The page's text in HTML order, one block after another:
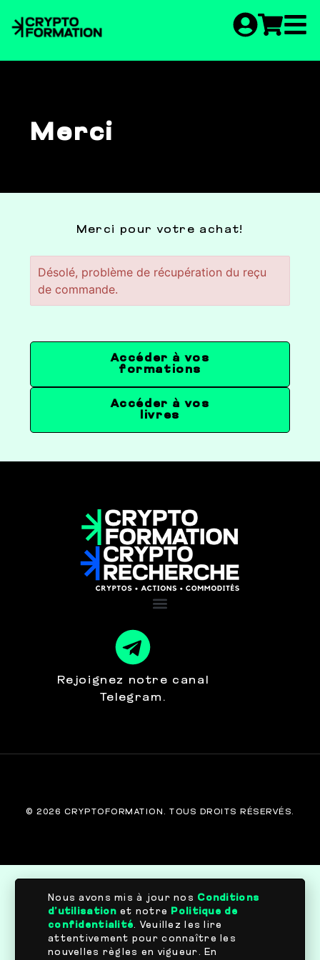
Merci
Merci pour votre achat!
Désolé, problème de récupération du reçu
de commande.
Accéder à vos
formations
Accéder à vos
livres
Rejoignez notre canal
Telegram.
© 2026 CRYPTOFORMATION. TOUS DROITS RÉSERVÉS.
Nous avons mis à jour nos Conditions
d’utilisation et notre
Politique de
confidentialité. Veuillez les lire
attentivement pour connaître les
nouvelles règles en vigueur. En